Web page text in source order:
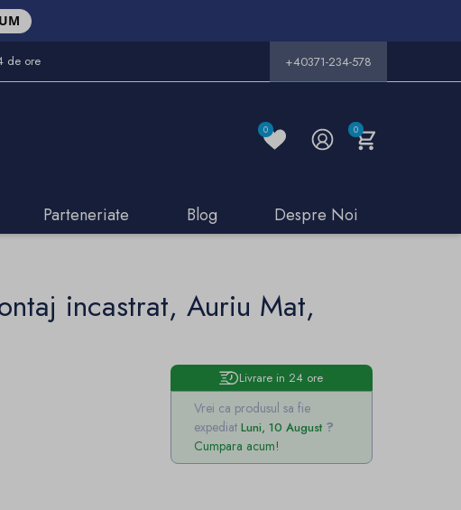
de ore +40371-234-578
0 0
Parteneriate Blog Despre Noi
incastrat, Auriu Mat,
Livrare in 24 ore
Vrei ca produsul sa fie
expediat Luni, 10 August
Cumpara acum!